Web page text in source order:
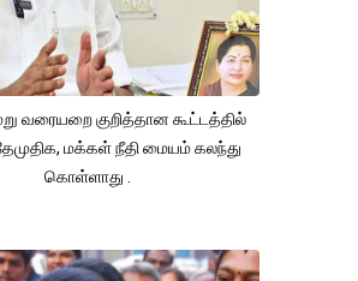
வரையறை குறித்தான கூட்டத்தில்
மக்கள் நீதி மையம் கலந்து
கொள்ளாது .